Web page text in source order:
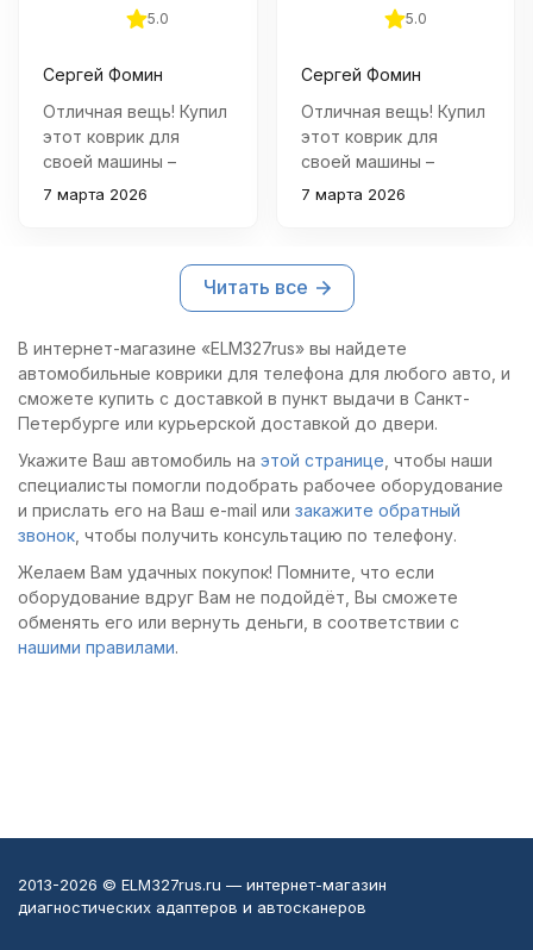
5.0
Сергей Фомин
Отличная вещь! Купил
этот коврик для
своей машины –
теперь все мелкие
больше не скользит
по панели во время
езды, а качество
удивило.
7 марта 2026
5.0
Сергей Фомин
Отличная вещь! Купил
этот коврик для
своей машины –
теперь все мелкие
больше не скользит
по панели во время
езды, а качество
удивило.
7 марта 2026
Читать все
В интернет-магазине «ELM327rus» вы найдете
автомобильные коврики для телефона для любого авто, и
сможете купить с доставкой в пункт выдачи в Санкт-
Петербурге или курьерской доставкой до двери.
Укажите Ваш автомобиль на этой странице , чтобы наши
специалисты помогли подобрать рабочее оборудование
и прислать его на Ваш e-mail или закажите обратный
звонок , чтобы получить консультацию по телефону.
Желаем Вам удачных покупок! Помните, что если
оборудование вдруг Вам не подойдёт, Вы сможете
обменять его или вернуть деньги, в соответствии с
нашими правилами.
2013-2026 © ELM327rus.ru — интернет-магазин
диагностических адаптеров и автосканеров